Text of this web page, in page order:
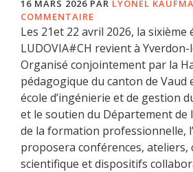
16 MARS 2026 PAR LYONEL
COMMENTAIRE
Les 21et 22 avril 2026, la sixième
LUDOVIA#CH revient à Yverdon-
Organisé conjointement par la
pédagogique du canton de Vaud
école d’ingénierie et de gestion
et le soutien du Département de
de la formation professionnelle,
proposera conférences, ateliers,
scientifique et dispositifs